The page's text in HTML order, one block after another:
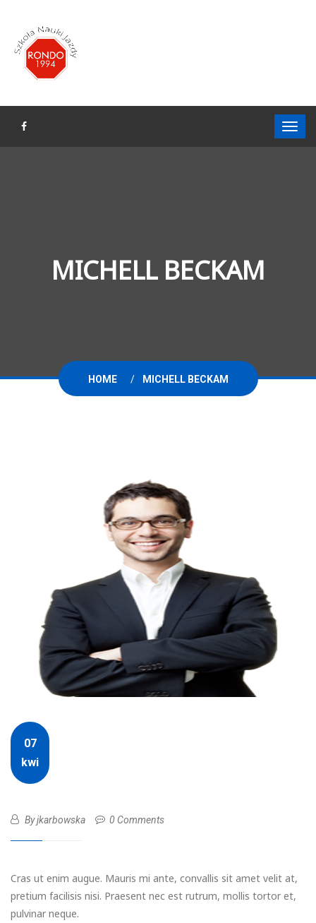
MICHELL BECKAM
HOME MICHELL BECKAM
07
kwi
By jkarbowska 0 Comments
Cras ut enim augue. Mauris mi ante, convallis sit amet velit at,
pretium facilisis nisi. Praesent nec est rutrum, mollis tortor et,
pulvinar neque.